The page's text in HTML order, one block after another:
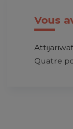
Vous
Quatre